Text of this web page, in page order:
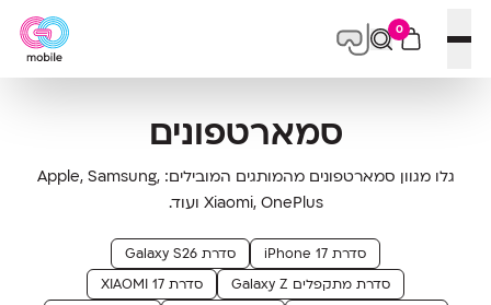
פתח תפריט
0
סמארטפונים
גלו מגוון סמארטפונים מהמותגים המובילים: Apple, Samsung,
Xiaomi, OnePlus ועוד.
סדרת iPhone 17
סדרת Galaxy S26
סדרת מתקפלים Galaxy Z
סדרת XIAOMI 17